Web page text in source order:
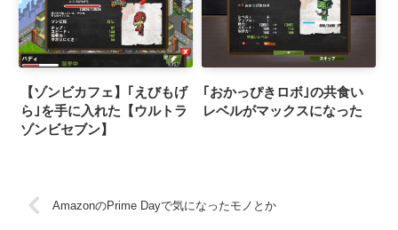
【ゾンビカフェ】｢えびもげ
ら｣を手に入れた【ウルトラ
ゾンビセブン】
｢おかっぴきロボ｣の共食い
レベルがマックスになった
AmazonのPrime Dayで気になったモノとか